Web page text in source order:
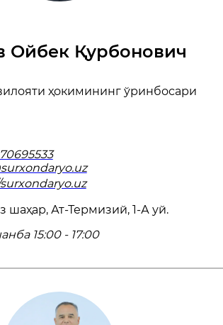
Ойбек Қурбонович
ҳокимининг ўринбосари
шаҳар, Ат-Термизий, 1-А уй.
15:00 - 17:00